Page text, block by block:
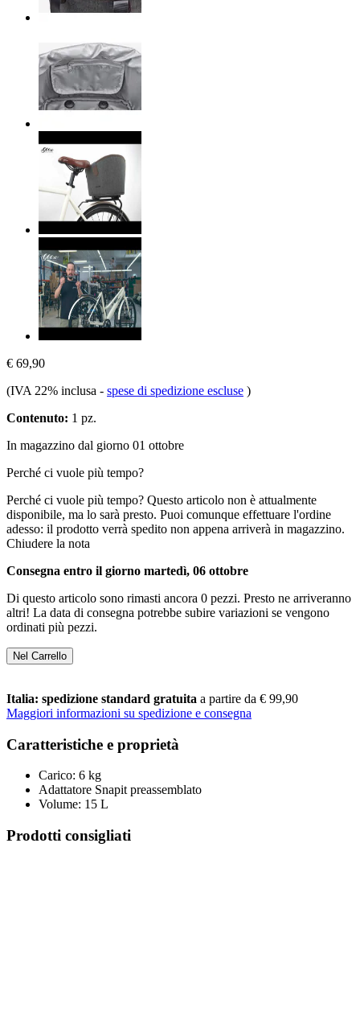
€ 69,90
(IVA 22% inclusa - spese di spedizione escluse )
Contenuto: 1 pz.
In magazzino dal giorno 01 ottobre
Perché ci vuole più tempo?
Perché ci vuole più tempo? Questo articolo non è attualmente
disponibile, ma lo sarà presto. Puoi comunque effettuare l'ordine
adesso: il prodotto verrà spedito non appena arriverà in magazzino.
Chiudere la nota
Consegna entro il giorno martedì, 06 ottobre
Di questo articolo sono rimasti ancora 0 pezzi. Presto ne arriveranno
altri! La data di consegna potrebbe subire variazioni se vengono
ordinati più pezzi.
Nel Carrello
Italia: spedizione standard gratuita a partire da € 99,90
Maggiori informazioni su spedizione e consegna
Caratteristiche e proprietà
Carico: 6 kg
Adattatore Snapit preassemblato
Volume: 15 L
Prodotti consigliati